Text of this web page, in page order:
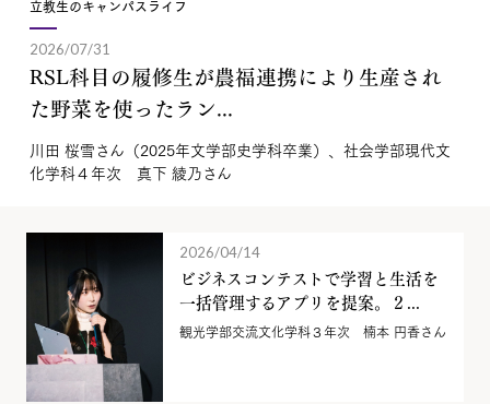
立教生のキャンパスライフ
2026/07/31
RSL科目の履修生が農福連携により生産され
た野菜を使ったラン...
川田 桜雪さん（2025年文学部史学科卒業）、社会学部現代文
化学科４年次 真下 綾乃さん
2026/04/14
ビジネスコンテストで学習と生活を
一括管理するアプリを提案。２...
観光学部交流文化学科３年次 楠本 円香さん